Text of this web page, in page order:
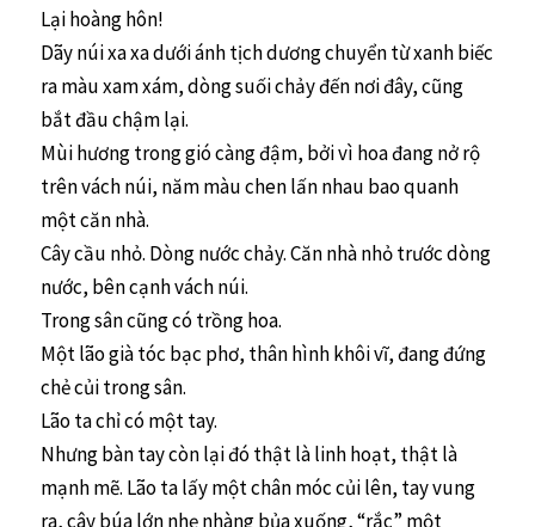
Lại hoàng hôn!
Dãy núi xa xa dưới ánh tịch dương chuyển từ xanh biếc
ra màu xam xám, dòng suối chảy đến nơi đây, cũng
bắt đầu chậm lại.
Mùi hương trong gió càng đậm, bởi vì hoa đang nở rộ
trên vách núi, năm màu chen lấn nhau bao quanh
một căn nhà.
Cây cầu nhỏ. Dòng nước chảy. Căn nhà nhỏ trước dòng
nước, bên cạnh vách núi.
Trong sân cũng có trồng hoa.
Một lão già tóc bạc phơ, thân hình khôi vĩ, đang đứng
chẻ củi trong sân.
Lão ta chỉ có một tay.
Nhưng bàn tay còn lại đó thật là linh hoạt, thật là
mạnh mẽ. Lão ta lấy một chân móc củi lên, tay vung
ra, cây búa lớn nhẹ nhàng bủa xuống, “rắc” một